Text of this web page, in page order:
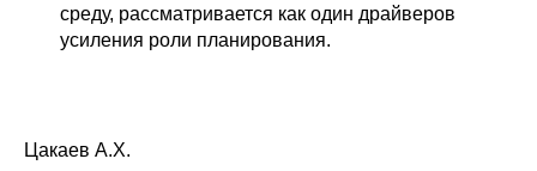
Общие требования
Научные труды
среду, рассматривается как один драйверов
усиления роли планирования.
Цакаев А.Х.